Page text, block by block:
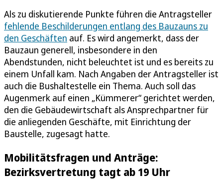
Als zu diskutierende Punkte führen die Antragsteller
fehlende Beschilderungen entlang des Bauzauns zu
den Geschäften auf. Es wird angemerkt, dass der
Bauzaun generell, insbesondere in den
Abendstunden, nicht beleuchtet ist und es bereits zu
einem Unfall kam. Nach Angaben der Antragsteller ist
auch die Bushaltestelle ein Thema. Auch soll das
Augenmerk auf einen „Kümmerer“ gerichtet werden,
den die Gebäudewirtschaft als Ansprechpartner für
die anliegenden Geschäfte, mit Einrichtung der
Baustelle, zugesagt hatte.
Mobilitätsfragen und Anträge:
Bezirksvertretung tagt ab 19 Uhr